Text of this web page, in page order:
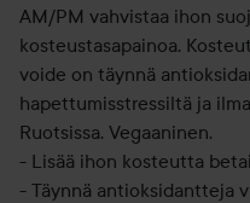
AM/PM vahvistaa ihon
kosteustasapainoa.
voide on täynnä
hapettumisstressiltä ja
Ruotsissa. Vegaaninen.
- Lisää ihon kosteutta
- Täynnä antioksidantteja